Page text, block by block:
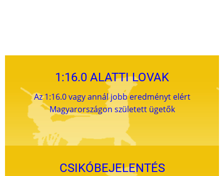
1:16.0 ALATTI LOVAK
Az 1:16.0 vagy annál jobb eredményt elért
Magyarországon született ügetők
CSIKÓBEJELENTÉS